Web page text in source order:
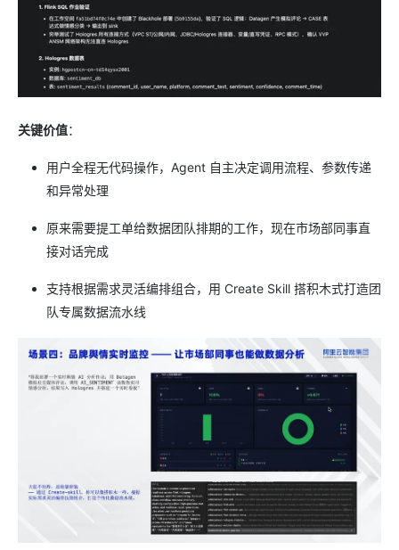
关键价值：
用户全程无代码操作，Agent 自主决定调用流程、参数传递
和异常处理
原来需要提工单给数据团队排期的工作，现在市场部同事直
接对话完成
支持根据需求灵活编排组合，用 Create Skill 搭积木式打造团
队专属数据流水线